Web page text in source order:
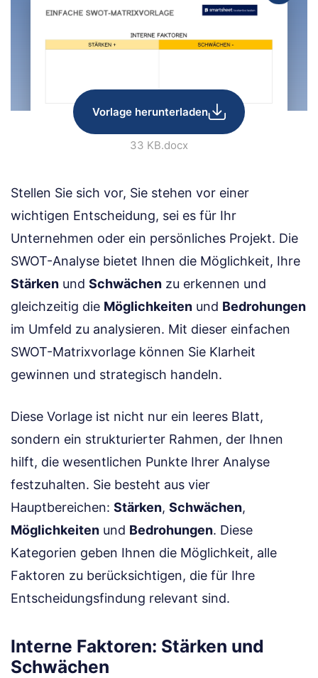
Vorlage herunterladen
33 KB.docx
Stellen Sie sich vor, Sie stehen vor einer
wichtigen Entscheidung, sei es für Ihr
Unternehmen oder ein persönliches Projekt. Die
SWOT-Analyse bietet Ihnen die Möglichkeit, Ihre
Stärken und Schwächen zu erkennen und
gleichzeitig die Möglichkeiten und Bedrohungen
im Umfeld zu analysieren. Mit dieser einfachen
SWOT-Matrixvorlage können Sie Klarheit
gewinnen und strategisch handeln.
Diese Vorlage ist nicht nur ein leeres Blatt,
sondern ein strukturierter Rahmen, der Ihnen
hilft, die wesentlichen Punkte Ihrer Analyse
festzuhalten. Sie besteht aus vier
Hauptbereichen: Stärken, Schwächen,
Möglichkeiten und Bedrohungen. Diese
Kategorien geben Ihnen die Möglichkeit, alle
Faktoren zu berücksichtigen, die für Ihre
Entscheidungsfindung relevant sind.
Interne Faktoren: Stärken und
Schwächen